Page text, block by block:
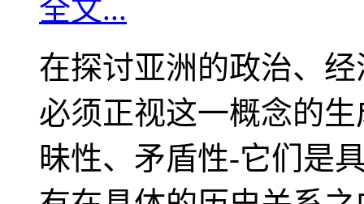
全文...
在探讨亚洲的政治、
必须正视这一概念的
昧性、矛盾性-它们是